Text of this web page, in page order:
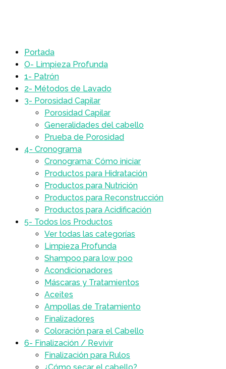
Portada
O- Limpieza Profunda
1- Patrón
2- Métodos de Lavado
3- Porosidad Capilar
Porosidad Capilar
Generalidades del cabello
Prueba de Porosidad
4- Cronograma
Cronograma: Cómo iniciar
Productos para Hidratación
Productos para Nutrición
Productos para Reconstrucción
Productos para Acidificación
5- Todos los Productos
Ver todas las categorías
Limpieza Profunda
Shampoo para low poo
Acondicionadores
Máscaras y Tratamientos
Aceites
Ampollas de Tratamiento
Finalizadores
Coloración para el Cabello
6- Finalización / Revivir
Finalización para Rulos